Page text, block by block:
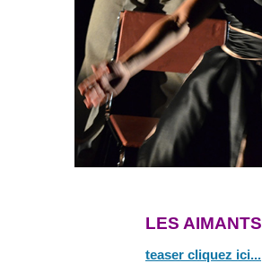
LES AIMANTS
teaser cliquez ici...